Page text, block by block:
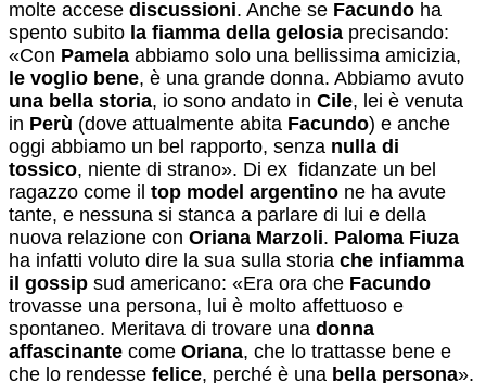
molte accese discussioni. Anche se Facundo ha
spento subito la fiamma della gelosia precisando:
«Con Pamela abbiamo solo una bellissima amicizia,
le voglio bene, è una grande donna. Abbiamo avuto
una bella storia, io sono andato in Cile, lei è venuta
in Perù (dove attualmente abita Facundo) e anche
oggi abbiamo un bel rapporto, senza nulla di
tossico, niente di strano». Di ex fidanzate un bel
ragazzo come il top model argentino ne ha avute
tante, e nessuna si stanca a parlare di lui e della
nuova relazione con Oriana Marzoli. Paloma Fiuza
ha infatti voluto dire la sua sulla storia che infiamma
il gossip sud americano: «Era ora che Facundo
trovasse una persona, lui è molto affettuoso e
spontaneo. Meritava di trovare una donna
affascinante come Oriana, che lo trattasse bene e
che lo rendesse felice, perché è una bella persona».